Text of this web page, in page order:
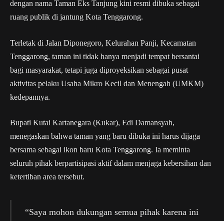
dengan nama Taman Eks Tanjung kini resmi dibuka sebagai
ruang publik di jantung Kota Tenggarong.
Terletak di Jalan Diponegoro, Kelurahan Panji, Kecamatan
Tenggarong, taman ini tidak hanya menjadi tempat bersantai
bagi masyarakat, tetapi juga diproyeksikan sebagai pusat
aktivitas pelaku Usaha Mikro Kecil dan Menengah (UMKM)
kedepannya.
Bupati Kutai Kartanegara (Kukar), Edi Damansyah,
menegaskan bahwa taman yang baru dibuka ini harus dijaga
bersama sebagai ikon baru Kota Tenggarong. Ia meminta
seluruh pihak berpartisipasi aktif dalam menjaga kebersihan dan
ketertiban area tersebut.
“Saya mohon dukungan semua pihak karena ini